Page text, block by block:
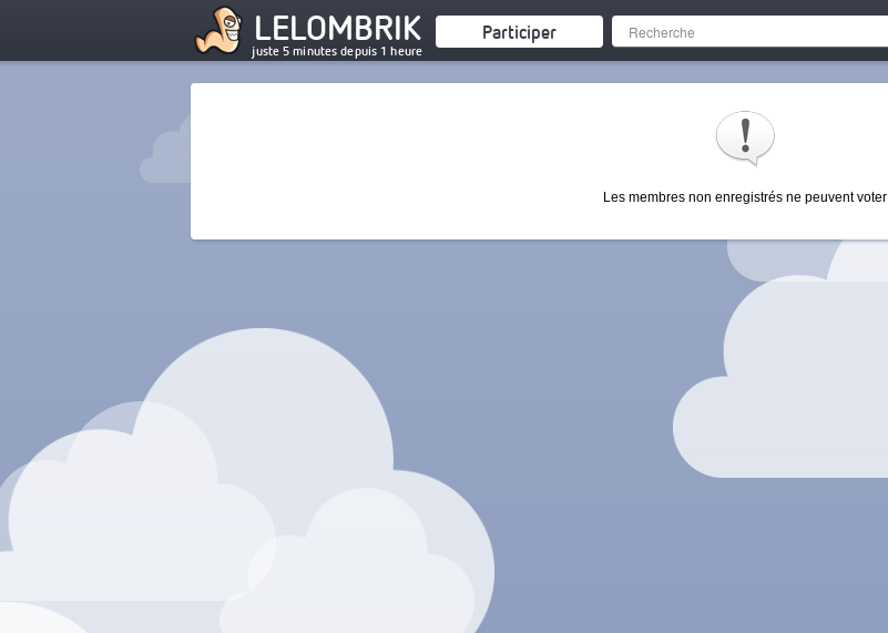
LELOMBRIK
juste 5 minutes depuis 1 heure
Participer
Les membres non enregistrés ne peuvent voter